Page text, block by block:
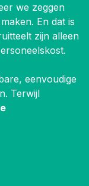
we zeggen
En dat is
zijn alleen
eenvoudige
Terwijl